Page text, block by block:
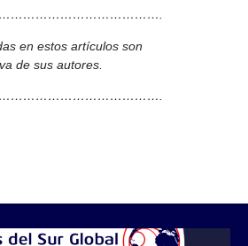
en estos artículos son
de sus autores.